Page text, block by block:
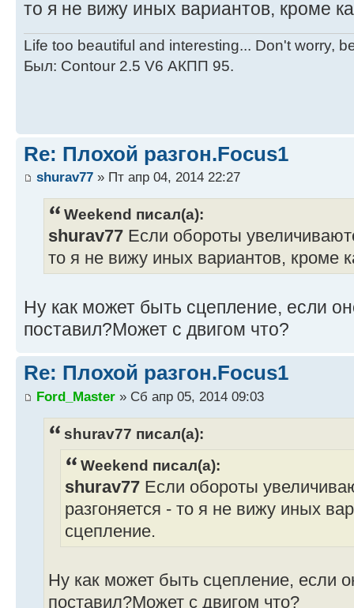
то я не вижу иных вариантов, кроме
Life too beautiful and interesting... Don't worry,
Был: Contour 2.5 V6 АКПП 95.
Re: Плохой разгон.Focus1
shurav77 » Пт апр 04, 2014 22:27
Weekend писал(а):
shurav77 Если обороты
то я не вижу иных вариантов, кроме
Ну как может быть сцепление, если
поставил?Может с двигом что?
Re: Плохой разгон.Focus1
Ford_Master » Сб апр 05, 2014 09:03
shurav77 писал(а):
Weekend писал(а):
shurav77 Если обороты
разгоняется - то я не вижу иных
сцепление.
Ну как может быть сцепление, если
поставил?Может с двигом что?